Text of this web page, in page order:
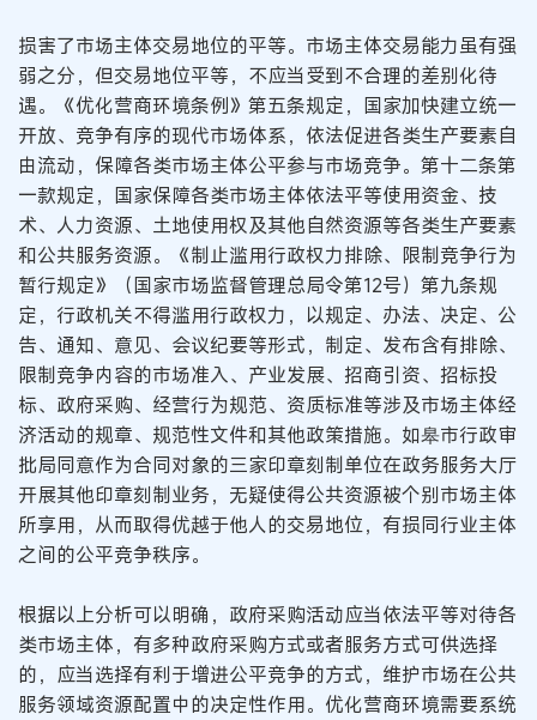
损害了市场主体交易地位的平等。市场主体交易能力虽有强
弱之分，但交易地位平等，不应当受到不合理的差别化待
遇。《优化营商环境条例》第五条规定，国家加快建立统一
开放、竞争有序的现代市场体系，依法促进各类生产要素自
由流动，保障各类市场主体公平参与市场竞争。第十二条第
一款规定，国家保障各类市场主体依法平等使用资金、技
术、人力资源、土地使用权及其他自然资源等各类生产要素
和公共服务资源。《制止滥用行政权力排除、限制竞争行为
暂行规定》（国家市场监督管理总局令第12号）第九条规
定，行政机关不得滥用行政权力，以规定、办法、决定、公
告、通知、意见、会议纪要等形式，制定、发布含有排除、
限制竞争内容的市场准入、产业发展、招商引资、招标投
标、政府采购、经营行为规范、资质标准等涉及市场主体经
济活动的规章、规范性文件和其他政策措施。如皋市行政审
批局同意作为合同对象的三家印章刻制单位在政务服务大厅
开展其他印章刻制业务，无疑使得公共资源被个别市场主体
所享用，从而取得优越于他人的交易地位，有损同行业主体
之间的公平竞争秩序。
根据以上分析可以明确，政府采购活动应当依法平等对待各
类市场主体，有多种政府采购方式或者服务方式可供选择
的，应当选择有利于增进公平竞争的方式，维护市场在公共
服务领域资源配置中的决定性作用。优化营商环境需要系统